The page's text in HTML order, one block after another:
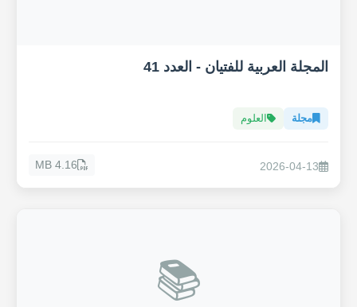
المجلة العربية للفتيان - العدد 41
مجلة العلوم
2026-04-13
4.16 MB
📚